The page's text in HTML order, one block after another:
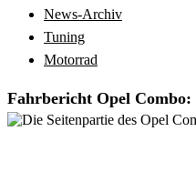
News-Archiv
Tuning
Motorrad
Fahrbericht Opel